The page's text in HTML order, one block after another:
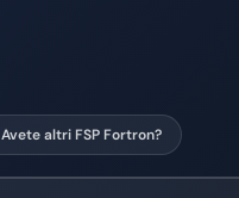
Avete altri FSP Fortron?